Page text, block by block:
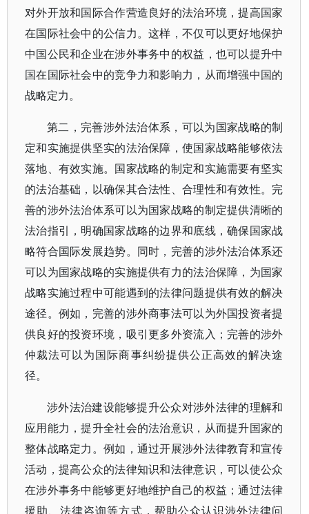
对外开放和国际合作营造良好的法治环境，提高国家
在国际社会中的公信力。这样，不仅可以更好地保护
中国公民和企业在涉外事务中的权益，也可以提升中
国在国际社会中的竞争力和影响力，从而增强中国的
战略定力。
第二，完善涉外法治体系，可以为国家战略的制
定和实施提供坚实的法治保障，使国家战略能够依法
落地、有效实施。国家战略的制定和实施需要有坚实
的法治基础，以确保其合法性、合理性和有效性。完
善的涉外法治体系可以为国家战略的制定提供清晰的
法治指引，明确国家战略的边界和底线，确保国家战
略符合国际发展趋势。同时，完善的涉外法治体系还
可以为国家战略的实施提供有力的法治保障，为国家
战略实施过程中可能遇到的法律问题提供有效的解决
途径。例如，完善的涉外商事法可以为外国投资者提
供良好的投资环境，吸引更多外资流入；完善的涉外
仲裁法可以为国际商事纠纷提供公正高效的解决途
径。
涉外法治建设能够提升公众对涉外法律的理解和
应用能力，提升全社会的法治意识，从而提升国家的
整体战略定力。例如，通过开展涉外法律教育和宣传
活动，提高公众的法律知识和法律意识，可以使公众
在涉外事务中能够更好地维护自己的权益；通过法律
援助、法律咨询等方式，帮助公众认识涉外法律问